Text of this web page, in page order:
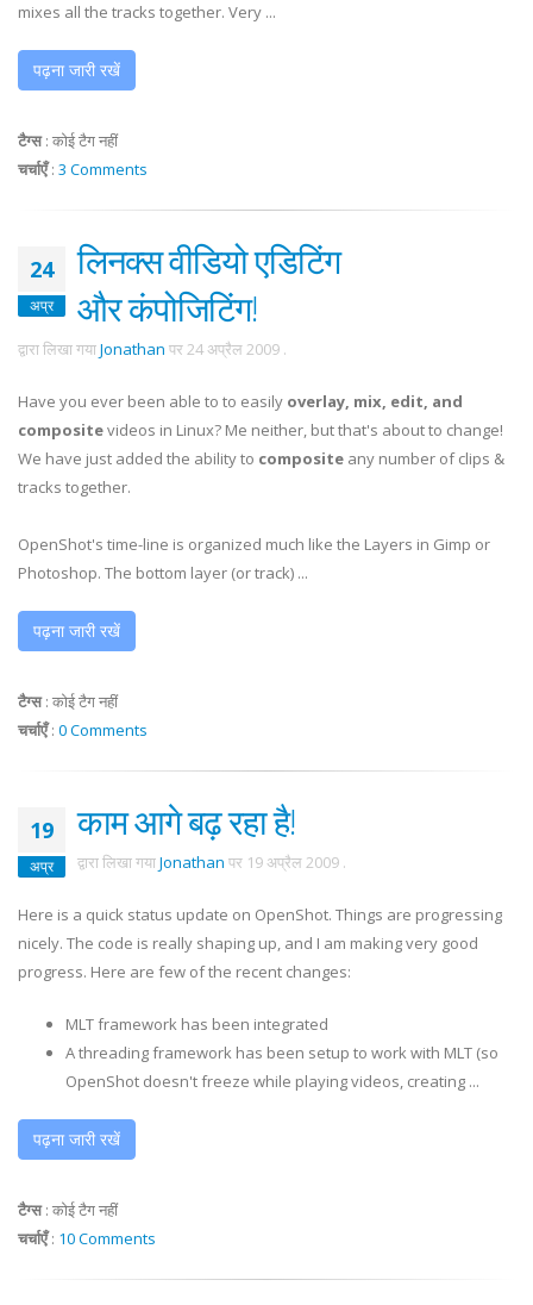
mixes all the tracks together. Very ...
पढ़ना जारी रखें
टैग्स: कोई टैग नहीं
चर्चाएँ: 3 Comments
24
अप्र
लिनक्स वीडियो एडिटिंग
और कंपोजिटिंग!
द्वारा लिखा गयाJonathan पर24 अप्रैल 2009 .
Have you ever been able to to easily overlay, mix, edit, and
compositevideos in Linux? Me neither, but that's about to change!
We have just added the ability to composite any number of clips &
tracks together.
OpenShot's time-line is organized much like the Layers in Gimp or
Photoshop. The bottom layer (or track) ...
पढ़ना जारी रखें
टैग्स: कोई टैग नहीं
चर्चाएँ: 0 Comments
19
अप्र
काम आगे बढ़ रहा है!
द्वारा लिखा गयाJonathan पर 19 अप्रैल 2009 .
Here is a quick status update on OpenShot. Things are progressing
nicely. The code is really shaping up, and I am making very good
progress. Here are few of the recent changes:
MLT framework has been integrated
A threading framework has been setup to work with MLT (so
OpenShot doesn't freeze while playing videos, creating ...
पढ़ना जारी रखें
टैग्स: कोई टैग नहीं
चर्चाएँ: 10 Comments